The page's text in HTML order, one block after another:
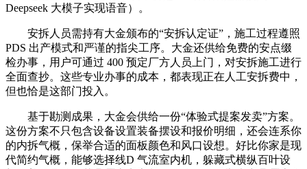
Deepseek 大模子实现语音）。
安拆人员需持有大金颁布的“安拆认定证”，施工过程遵照
PDS 出产模式和严谨的指尖工序。大金还供给免费的安点缀
检办事，用户可通过 400 预定厂方人员上门，对安拆施工进行
全面查抄。这些专业办事的成本，都表现正在人工安拆费中，
但也恰是这部门投入。
基于勘测成果，大金会供给一份“体验式提案发卖”方案。
这份方案不只包含设备设置装备摆设和报价明细，还会连系你
的内拆气概，保举合适的面板颜色和风口设想。好比你家是现
代简约气概，能够选择线D 气流室内机，躲藏式横纵百叶设